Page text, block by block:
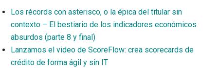
Los récords con asterisco, o la épica del titular sin
contexto – El bestiario de los indicadores económicos
absurdos (parte 8 y final)
Lanzamos el video de ScoreFlow: crea scorecards de
crédito de forma ágil y sin IT